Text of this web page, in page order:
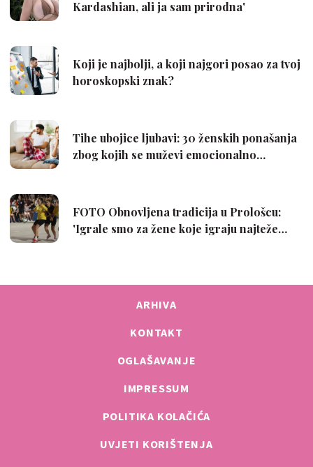
ARHIVA
KONTAKT
OGLAŠAVANJE
IMPRESSUM
POLITIKA KOLAČIĆA
UVJETI KORIŠTENJA